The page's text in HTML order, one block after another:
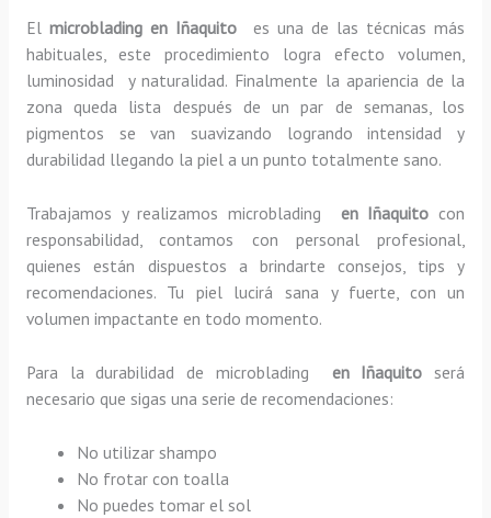
El microblading en Iñaquito es una de las técnicas más
habituales, este procedimiento logra efecto volumen,
luminosidad y naturalidad. Finalmente la apariencia de la
zona queda lista después de un par de semanas, los
pigmentos se van suavizando logrando intensidad y
durabilidad llegando la piel a un punto totalmente sano.
Trabajamos y realizamos microblading en Iñaquito con
responsabilidad, contamos con personal profesional,
quienes están dispuestos a brindarte consejos, tips y
recomendaciones. Tu piel lucirá sana y fuerte, con un
volumen impactante en todo momento.
Para la durabilidad de microblading en Iñaquito será
necesario que sigas una serie de recomendaciones:
No utilizar shampo
No frotar con toalla
No puedes tomar el sol